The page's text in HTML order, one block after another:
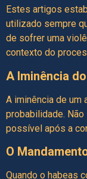
Estes artigos
utilizado sempre
de sofrer uma
contexto do
A Iminência
A iminência de um
probabilidade.
possível após a
O
Quando o habeas